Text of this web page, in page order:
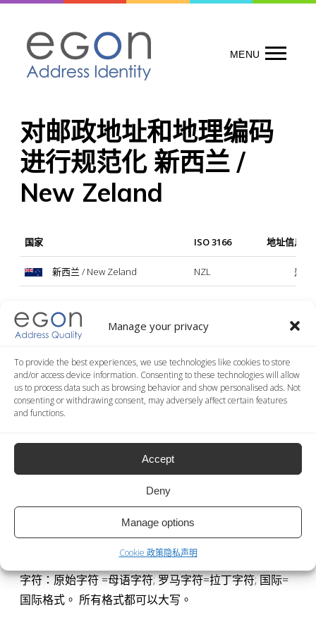
Manage your privacy
To provide the best experiences, we use technologies like cookies to store
and/or access device information. Consenting to these technologies will allow
us to process data such as browsing behavior and show personalised ads. Not
consenting or withdrawing consent, may adversely affect certain features
and functions.
Accept
Deny
Manage options
Cookie 政策隐私声明
content
MENU
对邮政地址和地理编码
进行规范化 新西兰 /
New Zeland
国家 ISO 3166 地址信息规
新西兰 / New Zeland NZL 是
备注
地址信息规范化：是 = 可用的地址信息规范化服务；不
是= 不可用的地址信息规范化服务
地理编码: 是 = 可用的地理编码服务；不是= 不可用的地
理编码服务
重复信息的删除：是=可用的删除重复信息服务；不是=
不可用的删除重复信息服务
是 = 不可用的个人信息规范化
书写格式化：本地化-本土化 = 适用需要国家的语言格
式；拉丁语化=拉丁语言格式；音译= 使用音译的方式书
字符：原始字符 =母语字符; 罗马字符=拉丁字符; 国际=
国际格式。 所有格式都可以大写。